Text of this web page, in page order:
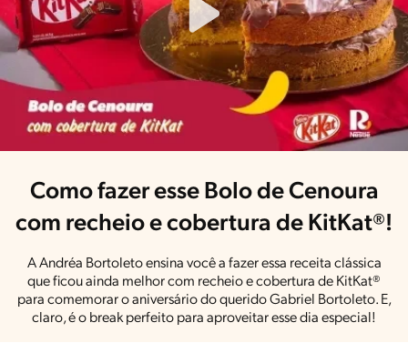
Como fazer esse Bolo de Cenoura
com recheio e cobertura de KitKat®!
A Andréa Bortoleto ensina você a fazer essa receita clássica
que ficou ainda melhor com recheio e cobertura de KitKat®
para comemorar o aniversário do querido Gabriel Bortoleto. E,
claro, é o break perfeito para aproveitar esse dia especial!